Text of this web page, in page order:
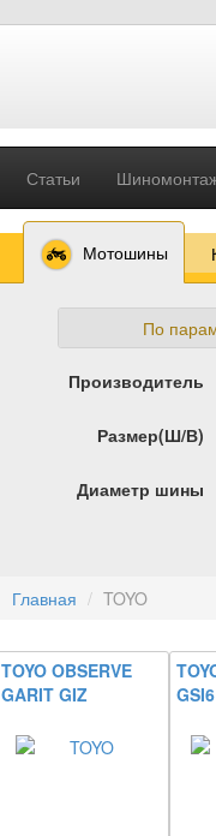
Статьи
Мотошины
По
Производитель
Размер(Ш/В)
Диаметр шины
Главная TOYO
TOYO OBSERVE
GARIT GIZ